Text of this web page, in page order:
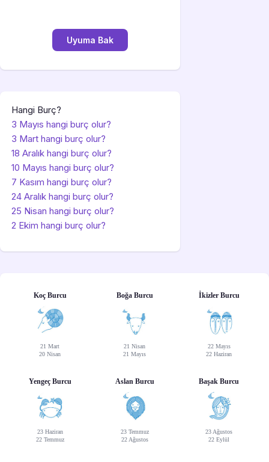
Hangi Burç?
3 Mayıs hangi burç olur?
3 Mart hangi burç olur?
18 Aralık hangi burç olur?
10 Mayıs hangi burç olur?
7 Kasım hangi burç olur?
24 Aralık hangi burç olur?
25 Nisan hangi burç olur?
2 Ekim hangi burç olur?
Koç Burcu
21 Mart
20 Nisan
Boğa Burcu
21 Nisan
21 Mayıs
İkizler Burcu
22 Mayıs
22 Haziran
Yengeç Burcu
23 Haziran
22 Temmuz
Aslan Burcu
23 Temmuz
22 Ağustos
Başak Burcu
23 Ağustos
22 Eylül